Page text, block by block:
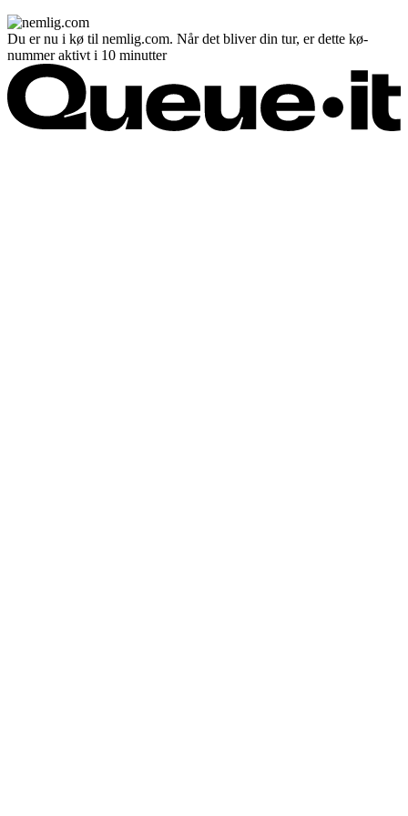
Du er nu i kø til nemlig.com. Når det bliver din tur, er dette kø-
nummer aktivt i 10 minutter